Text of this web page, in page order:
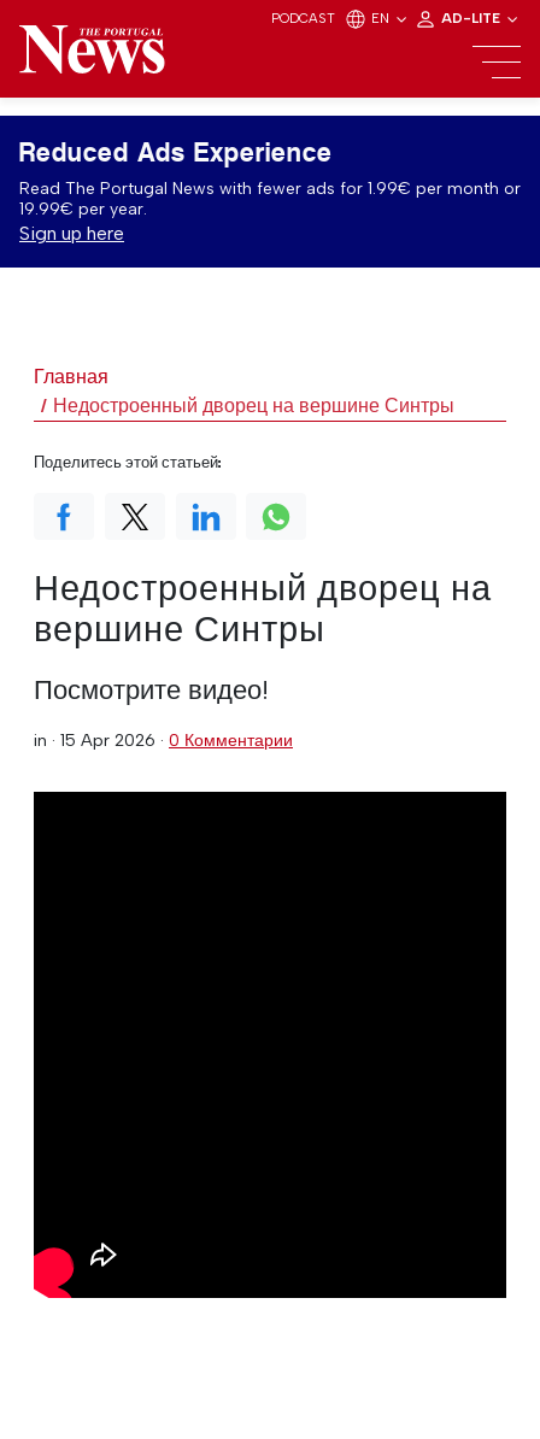
PODCAST EN AD-LITE
Reduced Ads Experience
Read The Portugal News with fewer ads for 1.99€ per month or
19.99€ per year.
Sign up here
Главная
Недостроенный дворец на вершине Синтры
Недостроенный дворец на
вершине Синтры
Посмотрите видео!
in · 15 Apr 2026 · 0 Комментарии
Поделитесь этой статьей: